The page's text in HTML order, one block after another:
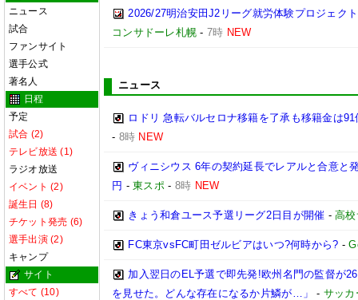
ニュース
試合
ファンサイト
選手公式
著名人
日程
予定
試合 (2)
テレビ放送 (1)
ラジオ放送
イベント (2)
誕生日 (8)
チケット発売 (6)
選手出演 (2)
キャンプ
サイト
すべて (10)
2026/27明治安田J2リーグ就労体験プロジェク
コンサドーレ札幌 - 7時 NEW
ニュース
ロドリ 急転バルセロナ移籍を了承も移籍金は
- 8時 NEW
ヴィニシウス 6年の契約延長でレアルと合意
円 -東スポ- 8時 NEW
きょう和倉ユース予選リーグ2日目が開催 -高
FC東京vsFC町田ゼルビアはいつ?何時から? -
加入翌日のEL予選で即先発!欧州名門の監督が
を見せた。どんな存在になるか片鱗が…」
- サッカ